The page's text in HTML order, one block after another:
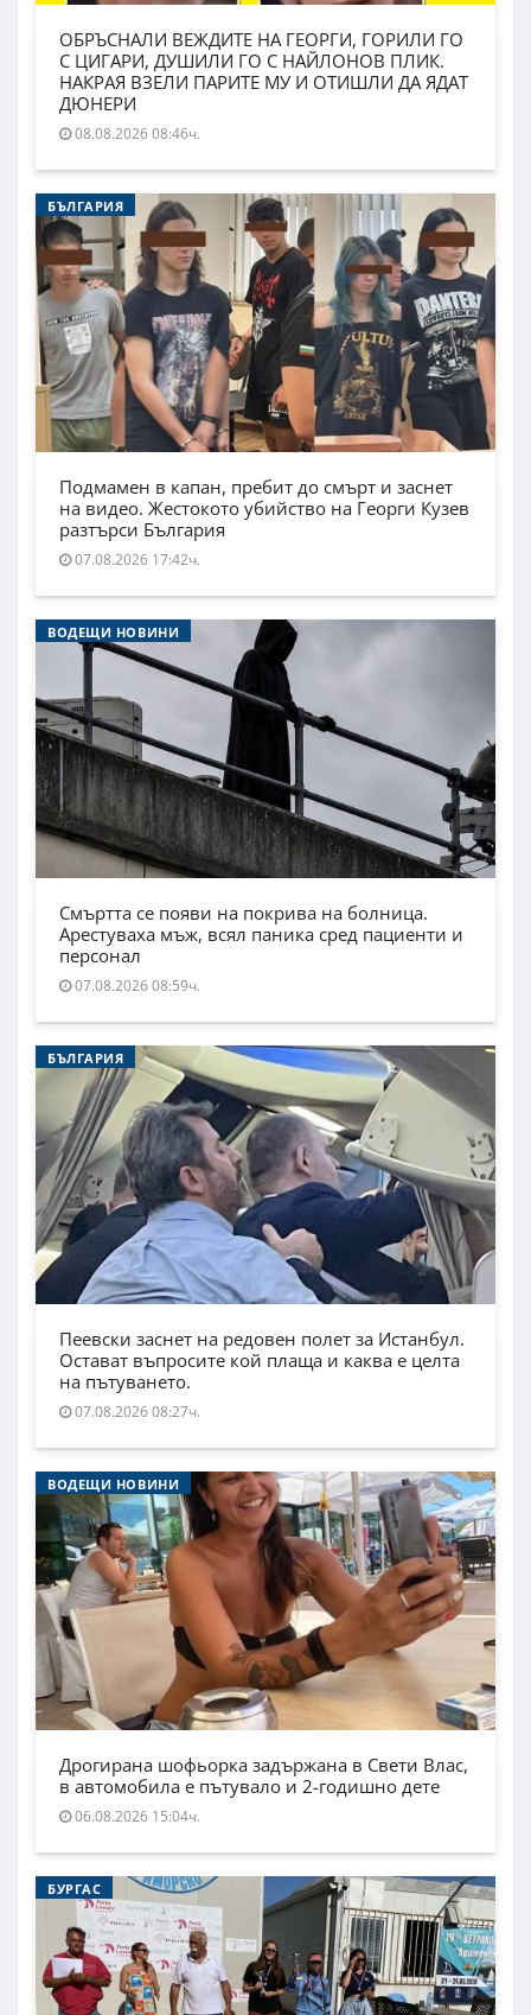
ОБРЪСНАЛИ ВЕЖДИТЕ НА ГЕОРГИ, ГОРИЛИ ГО
С ЦИГАРИ, ДУШИЛИ ГО С НАЙЛОНОВ ПЛИК.
НАКРАЯ ВЗЕЛИ ПАРИТЕ МУ И ОТИШЛИ ДА ЯДАТ
ДЮНЕРИ
08.08.2026 08:46ч.
БЪЛГАРИЯ
Подмамен в капан, пребит до смърт и заснет
на видео. Жестокото убийство на Георги Кузев
разтърси България
07.08.2026 17:42ч.
ВОДЕЩИ НОВИНИ
Смъртта се появи на покрива на болница.
Арестуваха мъж, всял паника сред пациенти и
персонал
07.08.2026 08:59ч.
БЪЛГАРИЯ
Пеевски заснет на редовен полет за Истанбул.
Остават въпросите кой плаща и каква е целта
на пътуването.
07.08.2026 08:27ч.
ВОДЕЩИ НОВИНИ
Дрогирана шофьорка задържана в Свети Влас,
в автомобила е пътувало и 2-годишно дете
06.08.2026 15:04ч.
БУРГАС